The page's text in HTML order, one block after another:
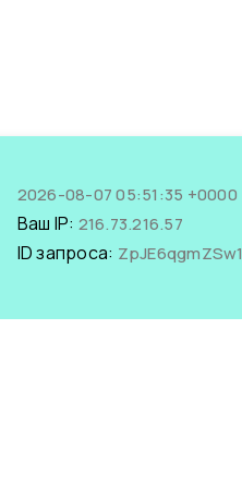
2026-08-07 05:51:35 +0000
Ваш IP: 216.73.216.57
ID запроса: ZpJE6qgmZSw1